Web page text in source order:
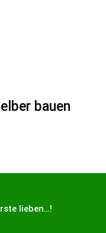
bauen
lieben…!